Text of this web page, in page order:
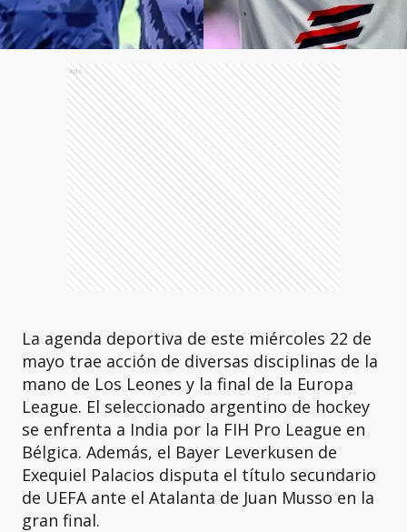
Ads
La agenda deportiva de este miércoles 22 de
mayo trae acción de diversas disciplinas de la
mano de Los Leones y la final de la Europa
League. El seleccionado argentino de hockey
se enfrenta a India por la FIH Pro League en
Bélgica. Además, el Bayer Leverkusen de
Exequiel Palacios disputa el título secundario
de UEFA ante el Atalanta de Juan Musso en la
gran final.